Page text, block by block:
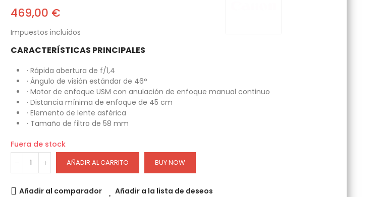
469,00 €
Impuestos incluidos
CARACTERÍSTICAS PRINCIPALES
· Rápida abertura de f/1,4
· Ángulo de visión estándar de 46°
· Motor de enfoque USM con anulación de enfoque manual continuo
· Distancia mínima de enfoque de 45 cm
· Elemento de lente asférica
· Tamaño de filtro de 58 mm
Fuera de stock
AÑADIR AL CARRITO BUY NOW
Añadir al comparador Añadir a la lista de deseos